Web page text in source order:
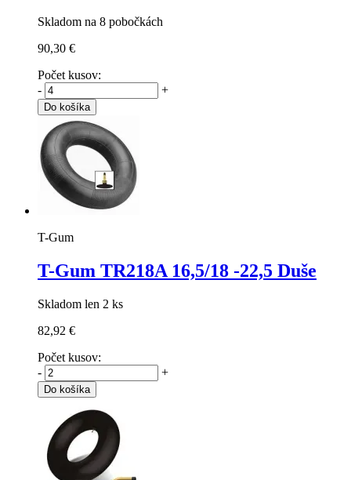
Skladom na 8 pobočkách
90,30 €
Počet kusov:
-
+
Do košíka
T-Gum
T-Gum TR218A 16,5/18 -22,5 Duše
Skladom len 2 ks
82,92 €
Počet kusov:
-
+
Do košíka